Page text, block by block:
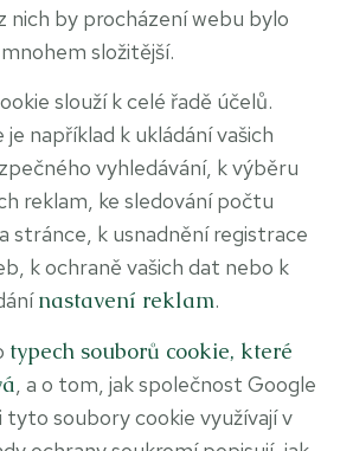
nich by procházení webu bylo
mnohem složitější.
slouží k celé řadě účelů.
je například k ukládání vašich
vyhledávání, k výběru
reklam, ke sledování počtu
stránce, k usnadnění registrace
k ochraně vašich dat nebo k
nastavení reklam.
typech souborů cookie, které
, a o tom, jak společnost Google
tyto soubory cookie využívají v